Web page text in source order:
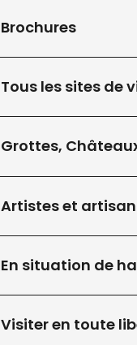
Brochures
Tous les sites de
Grottes,
Artistes et
En situation de
Visiter en toute